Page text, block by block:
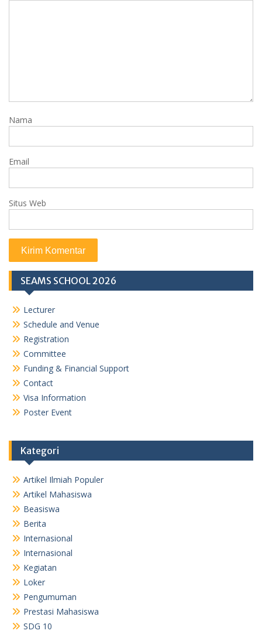
Nama
Email
Situs Web
SEAMS SCHOOL 2026
Lecturer
Schedule and Venue
Registration
Committee
Funding & Financial Support
Contact
Visa Information
Poster Event
Kategori
Artikel Ilmiah Populer
Artikel Mahasiswa
Beasiswa
Berita
Internasional
Internasional
Kegiatan
Loker
Pengumuman
Prestasi Mahasiswa
SDG 10